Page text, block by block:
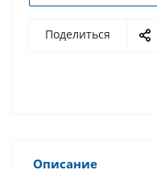
Поделиться
Описание